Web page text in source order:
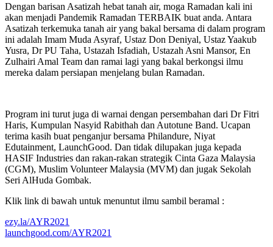
Dengan barisan Asatizah hebat tanah air, moga Ramadan kali ini
akan menjadi Pandemik Ramadan TERBAIK buat anda. Antara
Asatizah terkemuka tanah air yang bakal bersama di dalam program
ini adalah Imam Muda Asyraf, Ustaz Don Deniyal, Ustaz Yaakub
Yusra, Dr PU Taha, Ustazah Isfadiah, Ustazah Asni Mansor, En
Zulhairi Amal Team dan ramai lagi yang bakal berkongsi ilmu
mereka dalam persiapan menjelang bulan Ramadan.
Program ini turut juga di warnai dengan persembahan dari Dr Fitri
Haris, Kumpulan Nasyid Rabithah dan Autotune Band. Ucapan
terima kasih buat penganjur bersama Philandure, Niyat
Edutainment, LaunchGood. Dan tidak dilupakan juga kepada
HASIF Industries dan rakan-rakan strategik Cinta Gaza Malaysia
(CGM), Muslim Volunteer Malaysia (MVM) dan jugak Sekolah
Seri AlHuda Gombak.
Klik link di bawah untuk menuntut ilmu sambil beramal :
ezy.la/AYR2021
launchgood.com/AYR2021